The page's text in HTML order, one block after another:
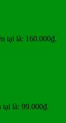
tại là: 160.000₫.
tại là: 99.000₫.